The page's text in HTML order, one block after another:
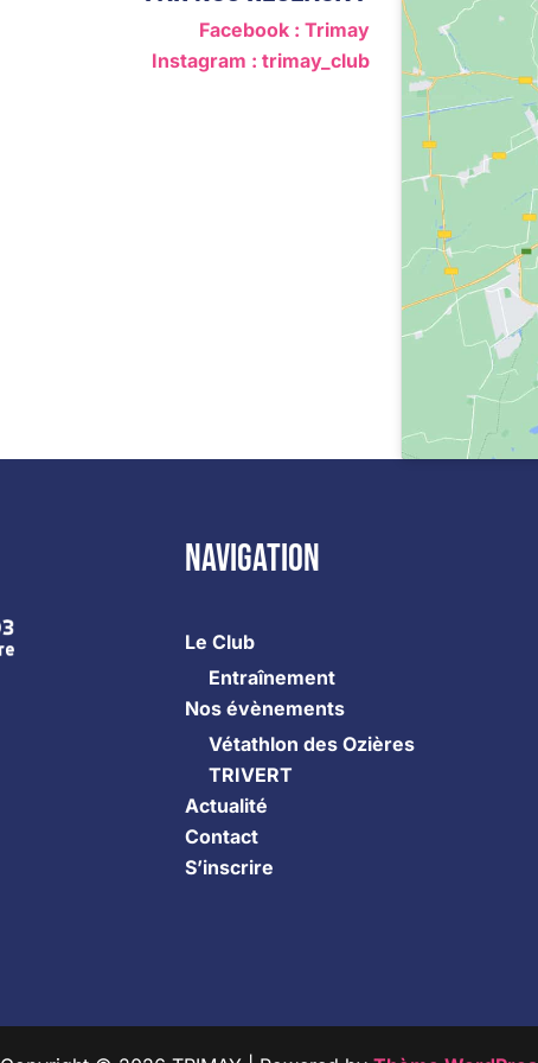
Facebook : Trimay
Instagram : trimay_club
Navigation
Le Club
Entraînement
Nos évènements
Vétathlon des Ozières
TRIVERT
Actualité
Contact
S’inscrire